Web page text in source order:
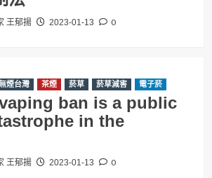
王郁揚 2023-01-13 0
煙台灣 茶煙 菸草 菸草減害 電子菸
vaping ban is a public
in the
王郁揚 2023-01-13 0